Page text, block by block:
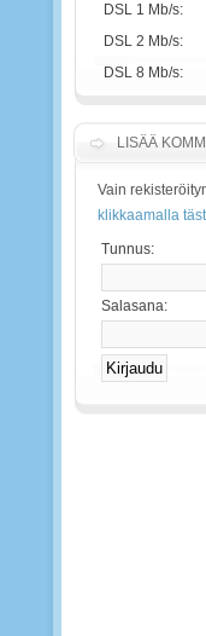
DSL 1 Mb/s:
DSL 2 Mb/s:
DSL 8 Mb/s:
LISÄÄ
Vain
klikkaamalla
Tunnus:
Salasana: